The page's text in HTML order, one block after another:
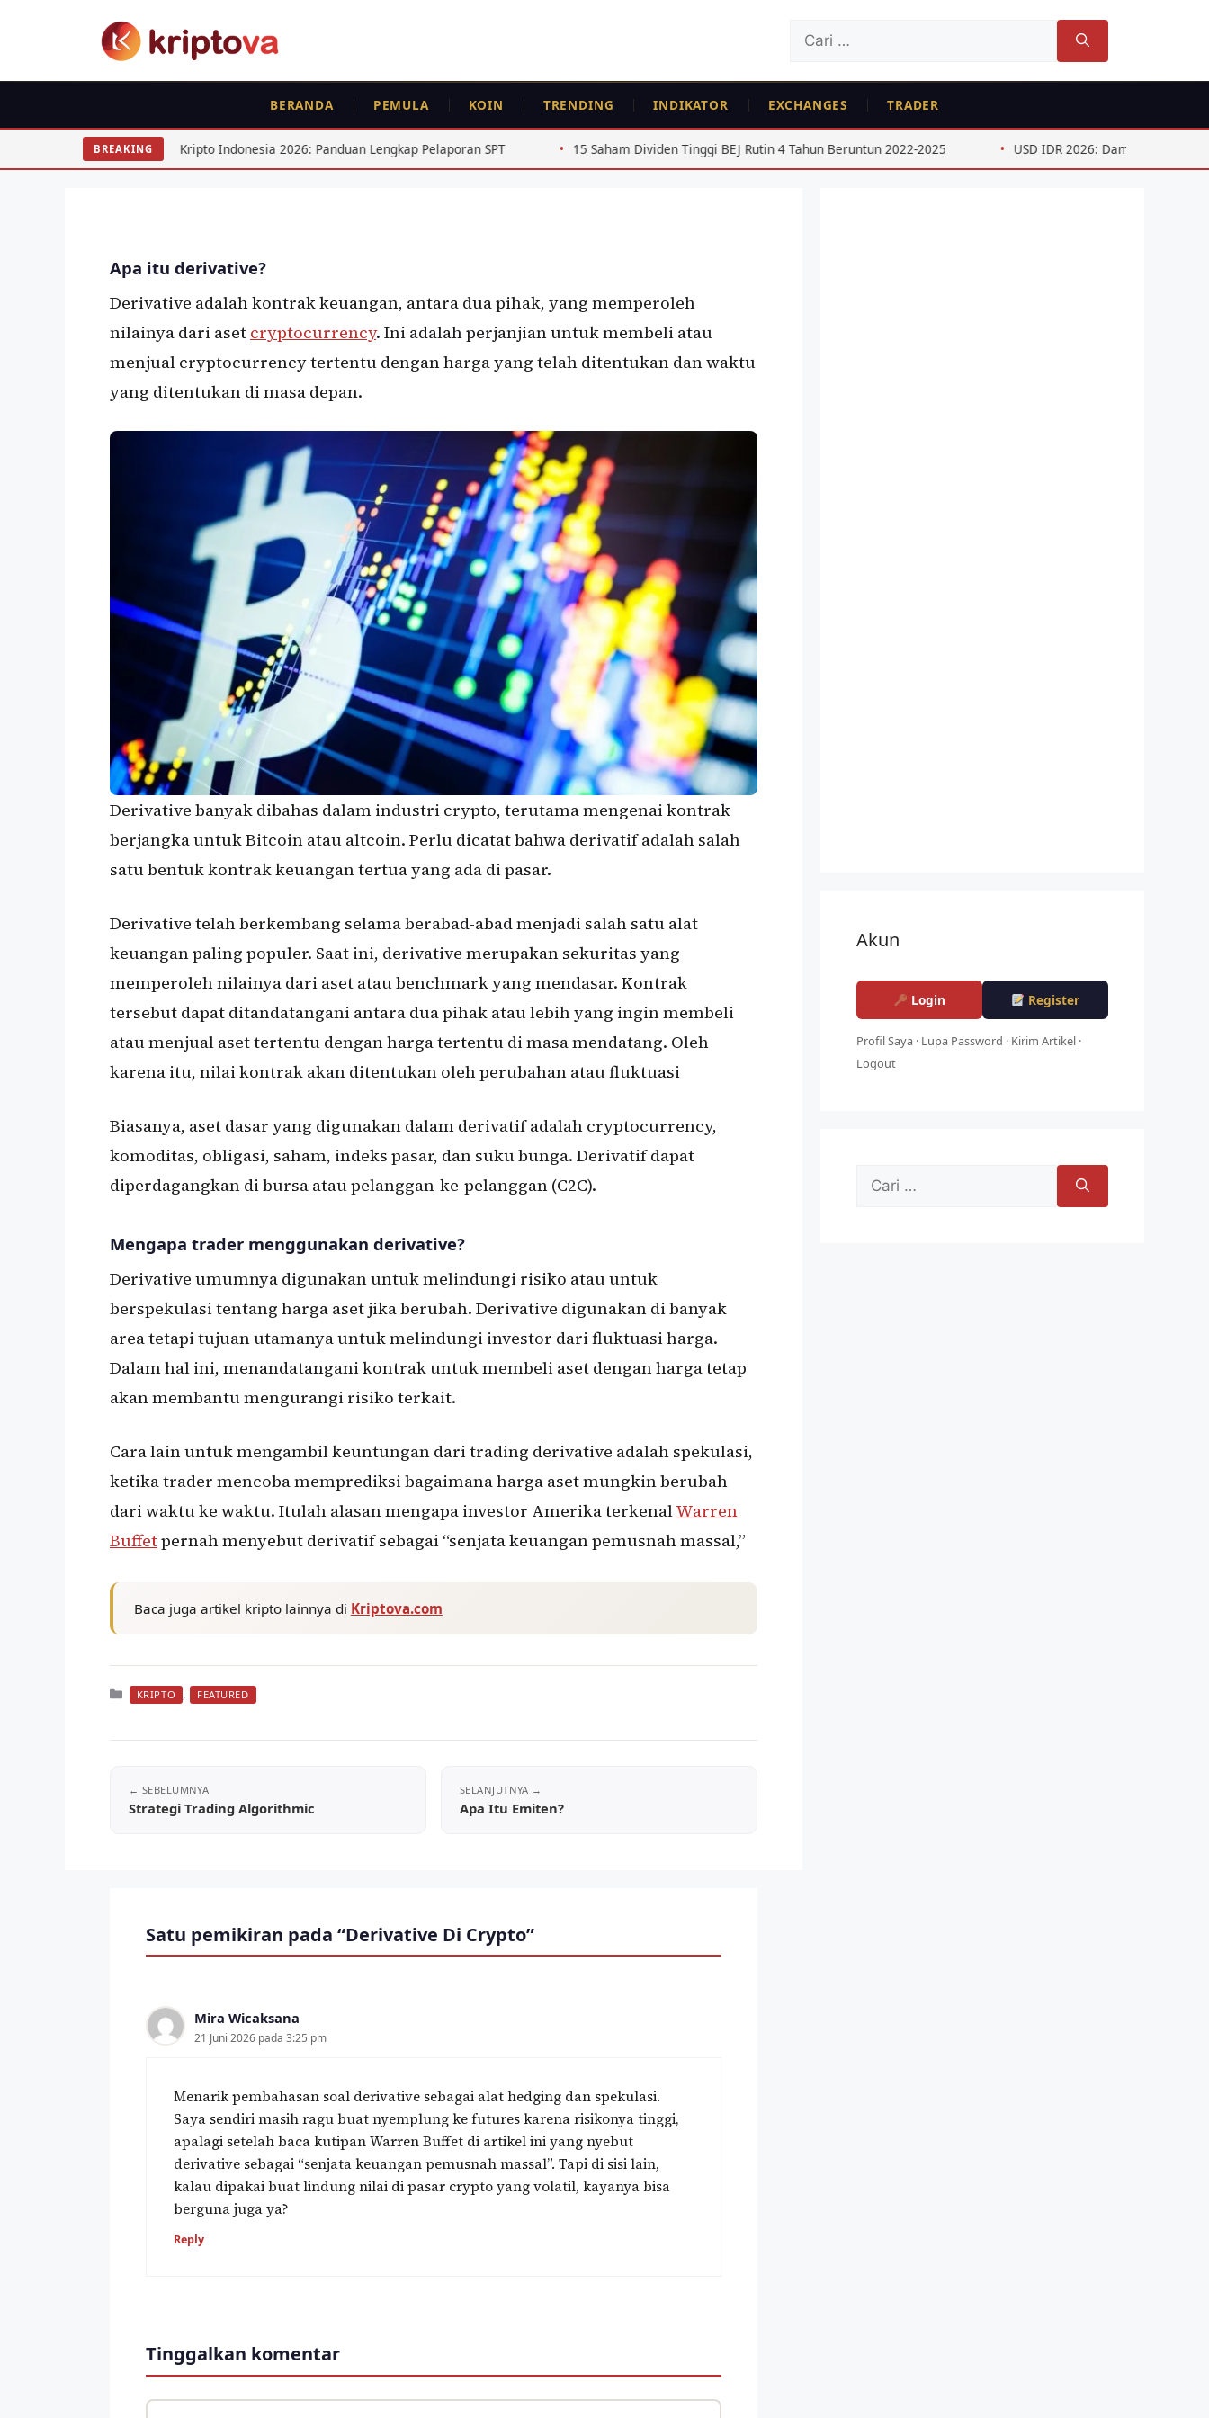
Cari
BERANDA PEMULA KOIN TRENDING INDIKATOR EXCHANGES TRADER
BREAKING
Pajak Kripto Indonesia 2026: Panduan Lengkap Pelaporan SPT 15 Saham Dividen Tinggi BEJ Rutin 4 Tahun Beruntun 2022-2025 USD IDR 2026: Dampak Kebijakan The Fed Paruh
Derivative Di Crypto
Apa itu derivative?
Derivative adalah kontrak keuangan, antara dua pihak, yang memperoleh
nilainya dari aset cryptocurrency. Ini adalah perjanjian untuk membeli atau
menjual cryptocurrency tertentu dengan harga yang telah ditentukan dan waktu
yang ditentukan di masa depan.
Derivative banyak dibahas dalam industri crypto, terutama mengenai kontrak
berjangka untuk Bitcoin atau altcoin. Perlu dicatat bahwa derivatif adalah salah
satu bentuk kontrak keuangan tertua yang ada di pasar.
Derivative telah berkembang selama berabad-abad menjadi salah satu alat
keuangan paling populer. Saat ini, derivative merupakan sekuritas yang
memperoleh nilainya dari aset atau benchmark yang mendasar. Kontrak
tersebut dapat ditandatangani antara dua pihak atau lebih yang ingin membeli
atau menjual aset tertentu dengan harga tertentu di masa mendatang. Oleh
karena itu, nilai kontrak akan ditentukan oleh perubahan atau fluktuasi
Biasanya, aset dasar yang digunakan dalam derivatif adalah cryptocurrency,
komoditas, obligasi, saham, indeks pasar, dan suku bunga. Derivatif dapat
diperdagangkan di bursa atau pelanggan-ke-pelanggan (C2C).
Mengapa trader menggunakan derivative?
Derivative umumnya digunakan untuk melindungi risiko atau untuk
berspekulasi tentang harga aset jika berubah. Derivative digunakan di banyak
area tetapi tujuan utamanya untuk melindungi investor dari fluktuasi harga.
Dalam hal ini, menandatangani kontrak untuk membeli aset dengan harga tetap
akan membantu mengurangi risiko terkait.
Cara lain untuk mengambil keuntungan dari trading derivative adalah spekulasi,
ketika trader mencoba memprediksi bagaimana harga aset mungkin berubah
dari waktu ke waktu. Itulah alasan mengapa investor Amerika terkenalWarren
Buffetpernah menyebut derivatif sebagai “senjata keuangan pemusnah massal,”
Baca juga artikel kripto lainnya di Kriptova.com
Kategori
KRIPTO , FEATURED
Strategi Trading Algorithmic Apa Itu Emiten?
Satu pemikiran pada “Derivative Di Crypto”
Mira Wicaksana
21 Juni 2026 pada 3:25 pm
Menarik pembahasan soal derivative sebagai alat hedging dan spekulasi.
Saya sendiri masih ragu buat nyemplung ke futures karena risikonya tinggi,
apalagi setelah baca kutipan Warren Buffet di artikel ini yang nyebut
derivative sebagai “senjata keuangan pemusnah massal”. Tapi di sisi lain,
kalau dipakai buat lindung nilai di pasar crypto yang volatil, kayanya bisa
berguna juga ya?
Reply
Tinggalkan komentar
Komentar
Nama
Surel
Situs
Akun
Login Register
Profil Saya · Lupa Password · Kirim Artikel ·
Logout
Cari